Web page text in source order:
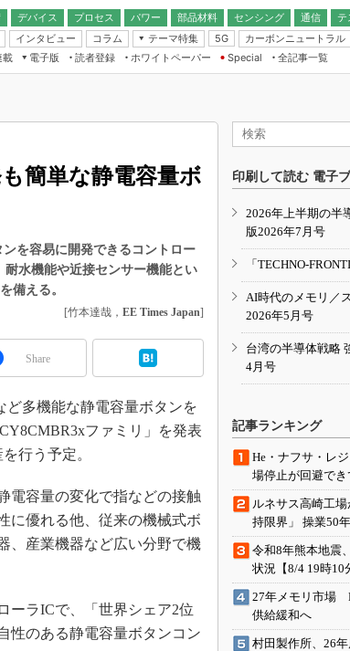
デバイス
プロセス パワー 部品材料 センシング
通信
無線
テ
インタビュー コラム
テーマ特集
AI
EE Times Research）
EDN Japan）
ニクス入門（EDN
5G カーボンニュートラル
IoT・エッジコンピューティング
EXPO
TECHNO-FRONTIER
人とくるま展
載
電子版
読者登録 ホワイトペーパー
Special
全記事一覧
簡単な静電容量ボ
を容易に開発できるコントロー
耐水機能や近接センサー機能とい
備える。
[竹本達哉， EE Times Japan]
Share
多機能な静電容量ボタンを
ファミリ」を発表
行う予定。
電容量の変化で指などの接触
に優れる他、従来の機械式ボ
、産業機器など広い分野で機
ーラICで、「世界シェア2位
性のある静電容量ボタンコン
印刷して読む 電子
2026年上半期の
版2026年7月号
「TECHNO-
AI時代のメモリ／
2026年5月号
台湾の半導体戦略
4月号
記事ランキング
He・ナフサ・レ
場停止が回避でき
ルネサス高崎工
持限界」 操業50年
令和8年熊本地震
状況【8/4 19時10
27年メモリ市場
供給緩和へ
村田製作所、26